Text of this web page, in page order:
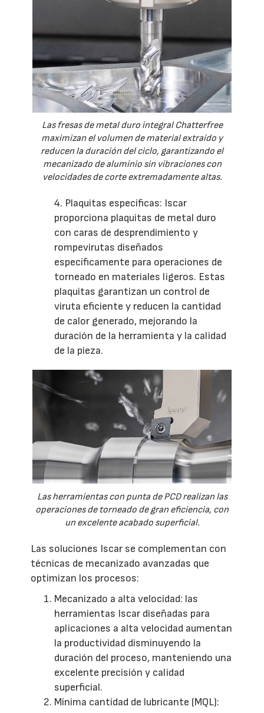
Las fresas de metal duro integral Chatterfree
maximizan el volumen de material extraído y
reducen la duración del ciclo, garantizando el
mecanizado de aluminio sin vibraciones con
velocidades de corte extremadamente altas.
4. Plaquitas específicas: Iscar
proporciona plaquitas de metal duro
con caras de desprendimiento y
rompevirutas diseñados
específicamente para operaciones de
torneado en materiales ligeros. Estas
plaquitas garantizan un control de
viruta eficiente y reducen la cantidad
de calor generado, mejorando la
duración de la herramienta y la calidad
de la pieza.
Las herramientas con punta de PCD realizan las
operaciones de torneado de gran eficiencia, con
un excelente acabado superficial.
Las soluciones Iscar se complementan con
técnicas de mecanizado avanzadas que
optimizan los procesos:
Mecanizado a alta velocidad: las
herramientas Iscar diseñadas para
aplicaciones a alta velocidad aumentan
la productividad disminuyendo la
duración del proceso, manteniendo una
excelente precisión y calidad
superficial.
Mínima cantidad de lubricante (MQL):